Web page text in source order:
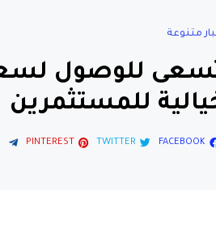
متنوعة
للمستثمرين
FACEBOOK
TWITTER
PINTEREST